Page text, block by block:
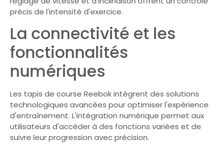
précis de l'intensité d'exercice.
La connectivité et les
fonctionnalités
numériques
Les tapis de course Reebok intègrent des solutions
technologiques avancées pour optimiser l'expérience
d'entraînement. L'intégration numérique permet aux
utilisateurs d'accéder à des fonctions variées et de
suivre leur progression avec précision.